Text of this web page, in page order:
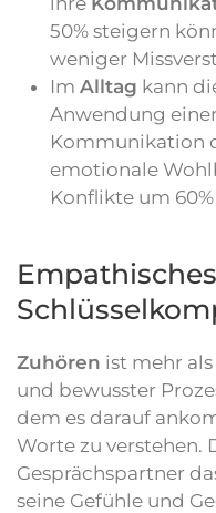
50% steigern
weniger
Im Alltag kann
Anwendung
Kommunikation
emotionale
Konflikte um
Zuhören ist mehr
und bewusster
dem es darauf
Worte zu verstehen.
Gesprächspartner
seine Gefühle und